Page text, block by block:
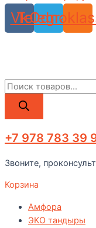
Vk
Telegram
Поиск
товаров
+7 978 783 39
Звоните,
Корзина
Амфора
ЭКО тандыры